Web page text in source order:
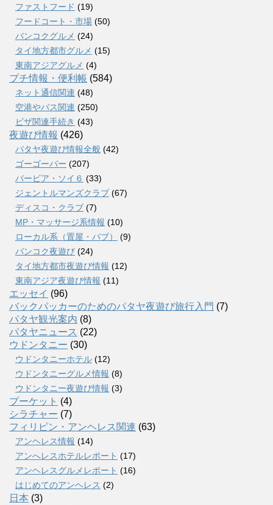
ファストフード (19)
フードコート・市場 (50)
バンコクグルメ (24)
タイ地方都市グルメ (15)
東南アジアグルメ (4)
プチ情報・便利帳 (584)
ネット通信関連 (48)
空港やバス関連 (250)
ビザ関連手続き (43)
夜遊び情報 (426)
パタヤ夜遊び情報全般 (42)
ゴーゴーバー (207)
バービア・ソイ６ (33)
ジェントルマンズクラブ (67)
ディスコ・クラブ (7)
MP・マッサージ系情報 (10)
ローカル系（置屋・パブ）
(9)
バンコク夜遊び (24)
タイ地方都市夜遊び情報 (12)
東南アジア夜遊び情報 (11)
エッセイ (96)
バックパッカーのためのパタヤ夜遊び旅行入門 (7)
パタヤ観光案内 (8)
パタヤニュース (22)
ウドンタニー (30)
ウドンタニーホテル (12)
ウドンタニーグルメ情報 (8)
ウドンタニー夜遊び情報 (3)
プーケット (4)
シラチャー (7)
フィリピン・アンヘレス関連 (63)
アンヘレス情報 (14)
アンへレスホテルレポート (17)
アンヘレスグルメレポート (16)
はじめてのアンヘレス (2)
日本 (3)